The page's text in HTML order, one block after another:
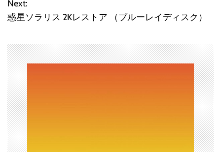
ナ
ビ
ゲ
ー
シ
ョ
ン
Next:
惑星ソラリス 2Kレストア （ブルーレイディスク）